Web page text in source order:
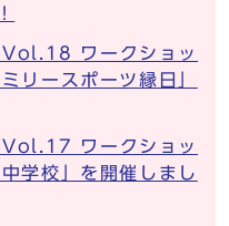
Vol.18 ワークショッ
リースポーツ縁日」
Vol.17 ワークショッ
学校」を開催しまし